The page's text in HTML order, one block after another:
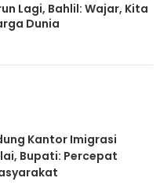
Lagi, Bahlil: Wajar, Kita
Dunia
Kantor Imigrasi
Bupati: Percepat